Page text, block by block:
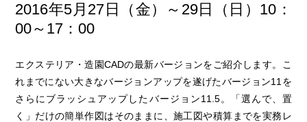
2016年5月27日（金）～29日（日）10：
00～17：00
エクステリア・造園CADの最新バージョンをご紹介します。こ
れまでにない大きなバージョンアップを遂げたバージョン11を
さらにブラッシュアップしたバージョン11.5。「選んで、置
く」だけの簡単作図はそのままに、施工図や積算までを実務レ